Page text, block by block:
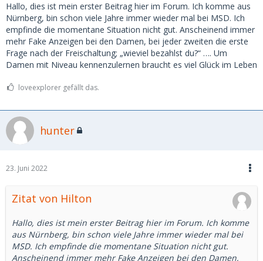
Hallo, dies ist mein erster Beitrag hier im Forum. Ich komme aus
Nürnberg, bin schon viele Jahre immer wieder mal bei MSD. Ich
empfinde die momentane Situation nicht gut. Anscheinend immer
mehr Fake Anzeigen bei den Damen, bei jeder zweiten die erste
Frage nach der Freischaltung; „wieviel bezahlst du?“ …. Um
Damen mit Niveau kennenzulernen braucht es viel Glück im Leben
loveexplorer gefällt das.
hunter
23. Juni 2022
Zitat von Hilton
Hallo, dies ist mein erster Beitrag hier im Forum. Ich komme
aus Nürnberg, bin schon viele Jahre immer wieder mal bei
MSD. Ich empfinde die momentane Situation nicht gut.
Anscheinend immer mehr Fake Anzeigen bei den Damen,